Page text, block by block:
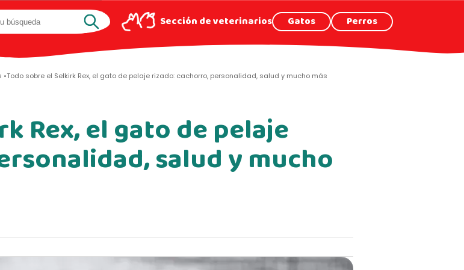
Sección de veterinarios Gatos Perros
Todo sobre el Selkirk Rex, el gato de pelaje rizado: cachorro, personalidad, salud y mucho más
Rex, el gato de pelaje
salud y mucho